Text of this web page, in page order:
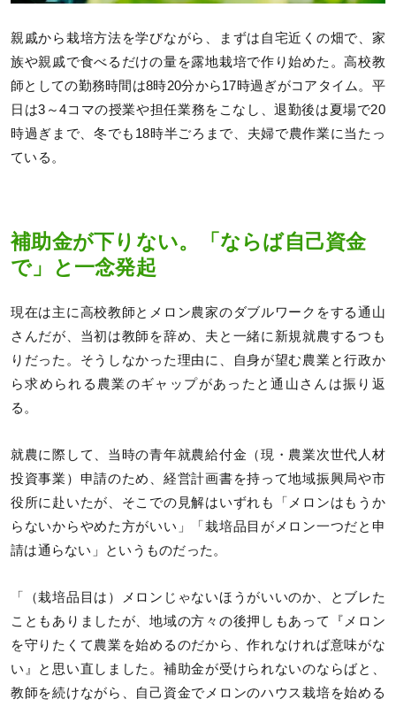
親戚から栽培方法を学びながら、まずは自宅近くの畑で、家
族や親戚で食べるだけの量を露地栽培で作り始めた。高校教
師としての勤務時間は8時20分から17時過ぎがコアタイム。平
日は3～4コマの授業や担任業務をこなし、退勤後は夏場で20
時過ぎまで、冬でも18時半ごろまで、夫婦で農作業に当たっ
ている。
補助金が下りない。「ならば自己資金
で」と一念発起
現在は主に高校教師とメロン農家のダブルワークをする通山
さんだが、当初は教師を辞め、夫と一緒に新規就農するつも
りだった。そうしなかった理由に、自身が望む農業と行政か
ら求められる農業のギャップがあったと通山さんは振り返
る。
就農に際して、当時の青年就農給付金（現・農業次世代人材
投資事業）申請のため、経営計画書を持って地域振興局や市
役所に赴いたが、そこでの見解はいずれも「メロンはもうか
らないからやめた方がいい」「栽培品目がメロン一つだと申
請は通らない」というものだった。
「（栽培品目は）メロンじゃないほうがいいのか、とブレた
こともありましたが、地域の方々の後押しもあって『メロン
を守りたくて農業を始めるのだから、作れなければ意味がな
い』と思い直しました。補助金が受けられないのならばと、
教師を続けながら、自己資金でメロンのハウス栽培を始める